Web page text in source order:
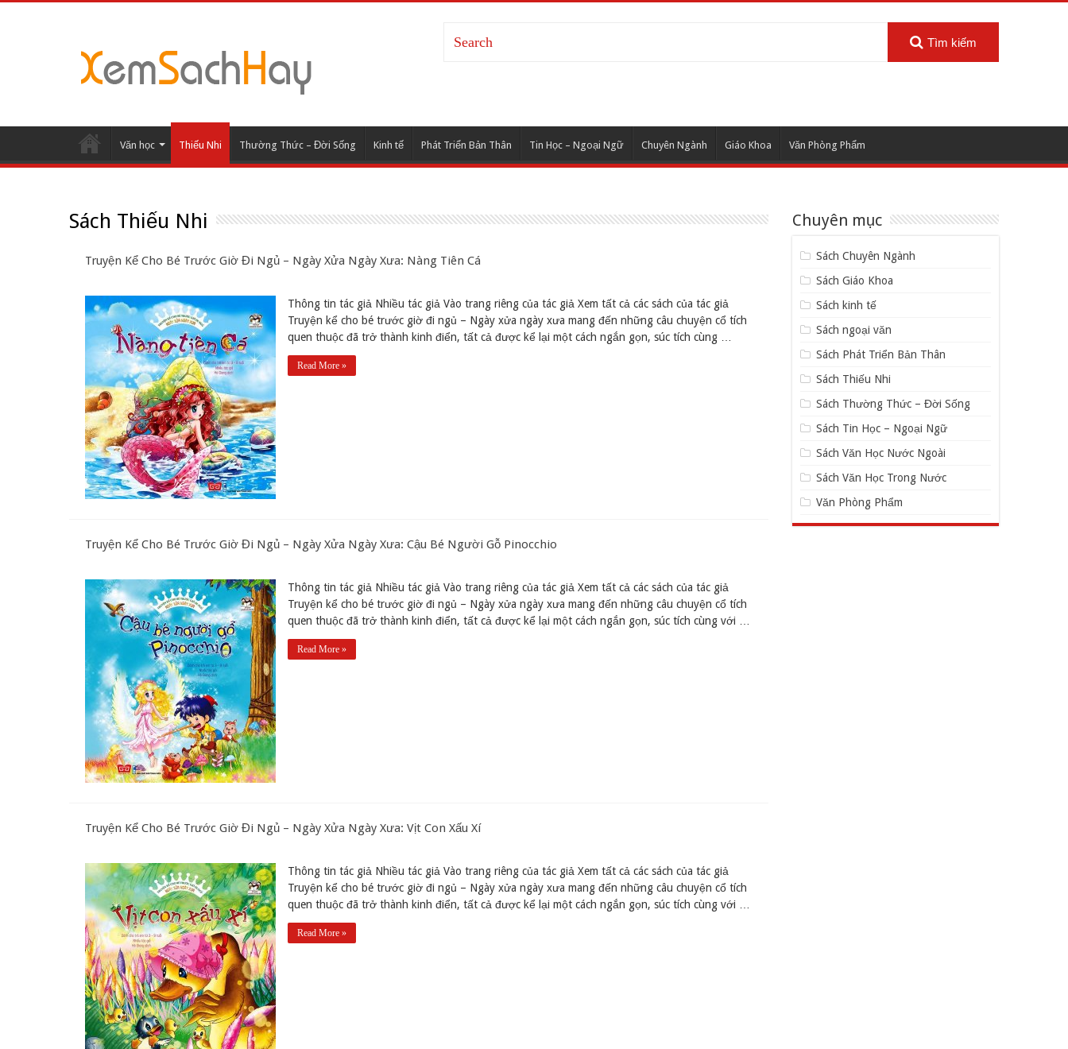
Tìm kiếm
Văn học Thiếu Nhi Thường Thức – Đời Sống Kinh tế Phát Triển Bản Thân Tin Học – Ngoại Ngữ Chuyên Ngành Giáo Khoa Văn Phòng Phẩm
Sách Thiếu Nhi
Truyện Kể Cho Bé Trước Giờ Đi Ngủ – Ngày Xửa Ngày Xưa: Nàng Tiên Cá
Thông tin tác giả Nhiều tác giả Vào trang riêng của tác giả Xem tất cả các sách của tác giả
Truyện kể cho bé trước giờ đi ngủ – Ngày xửa ngày xưa mang đến những câu chuyện cổ tích
quen thuộc đã trở thành kinh điển, tất cả được kể lại một cách ngắn gọn, súc tích cùng …
Read More »
Truyện Kể Cho Bé Trước Giờ Đi Ngủ – Ngày Xửa Ngày Xưa: Cậu Bé Người Gỗ Pinocchio
Thông tin tác giả Nhiều tác giả Vào trang riêng của tác giả Xem tất cả các sách của tác giả
Truyện kể cho bé trước giờ đi ngủ – Ngày xửa ngày xưa mang đến những câu chuyện cổ tích
quen thuộc đã trở thành kinh điển, tất cả được kể lại một cách ngắn gọn, súc tích cùng với …
Read More »
Truyện Kể Cho Bé Trước Giờ Đi Ngủ – Ngày Xửa Ngày Xưa: Vịt Con Xấu Xí
Thông tin tác giả Nhiều tác giả Vào trang riêng của tác giả Xem tất cả các sách của tác giả
Truyện kể cho bé trước giờ đi ngủ – Ngày xửa ngày xưa mang đến những câu chuyện cổ tích
quen thuộc đã trở thành kinh điển, tất cả được kể lại một cách ngắn gọn, súc tích cùng với …
Read More »
Chuyên mục
Sách Chuyên Ngành
Sách Giáo Khoa
Sách kinh tế
Sách ngoại văn
Sách Phát Triển Bản Thân
Sách Thiếu Nhi
Sách Thường Thức – Đời Sống
Sách Tin Học – Ngoại Ngữ
Sách Văn Học Nước Ngoài
Sách Văn Học Trong Nước
Văn Phòng Phẩm